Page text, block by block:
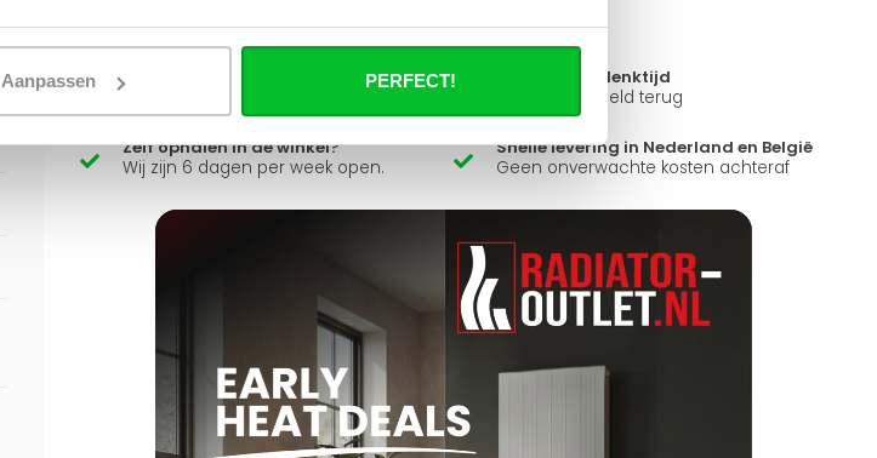
Aanpassen PERFECT!
Ruim assortiment
14 dagen bedenktijd
Niet goed = Geld terug
Zelf ophalen in de winkel?
Wij zijn 6 dagen per week open.
Snelle levering in Nederland en België
Geen onverwachte kosten achteraf